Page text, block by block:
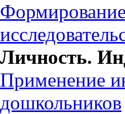
Личность.
Применение
дошкольников